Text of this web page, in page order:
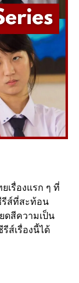
เรื่องแรก ๆ ที่
รีส์ที่สะท้อน
ดสีความเป็น
ส์เรื่องนี้ได้